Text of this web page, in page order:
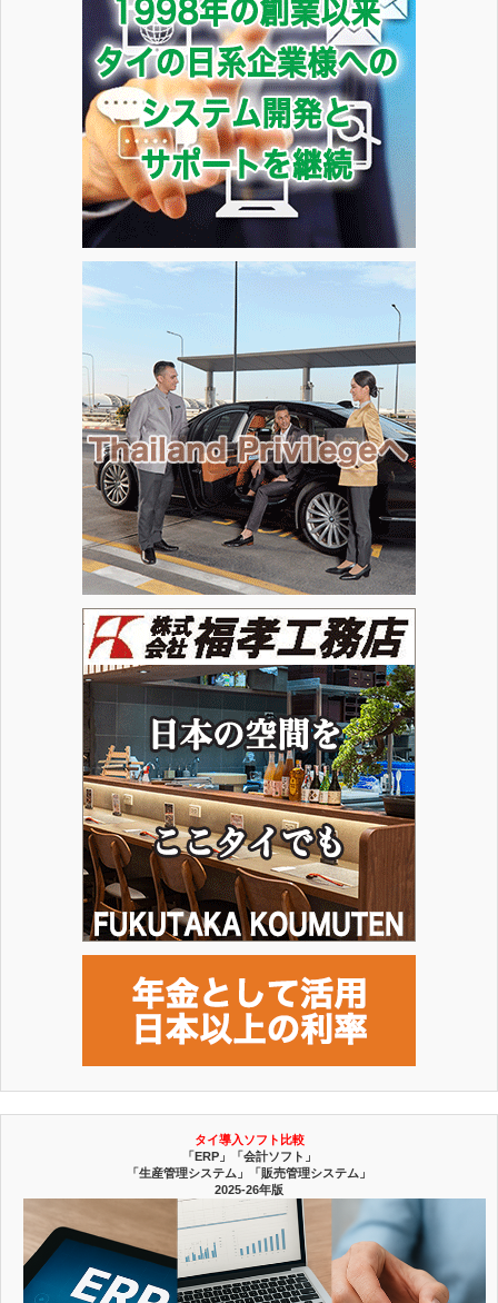
タイ導入ソフト比較
「ERP」「会計ソフト」
「生産管理システム」「販売管理システム」
2025-26年版